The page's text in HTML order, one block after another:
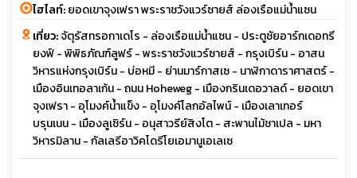
ไฮไลท์:ยอดเขาจุงเฟรา พระราชวังแวร์ซายส์ ล่องเรือแม่น้ำแซน
เที่ยว:จัตุรัสทรอกาเดโร - ล่องเรือแม่น้ำแซน - ประตูชัยอาร์กเดอทรี
ยงฟ์ - พิพิธภัณฑ์ลูฟร์ - พระราชวังแวร์ซายส์ - กรุงเบิร์น - อาสน
วิหารแห่งกรุงเบิร์น - บ่อหมี - ย่านมาร์กาสเซ - นาฬิกาดาราศาสตร์ -
เมืองอินเทอลาเก้น - ถนน Hoheweg - เมืองกรินเดอวาลด์ - ยอดเขา
จุงเฟรา - อุโมงค์น้ำแข็ง - อุโมงค์โลกอัลไพน์ - เมืองเลาเทอร์
บรุนเนน - เมืองลูเซิร์น - อนุสาวรีย์สิงโต - สะพานไม้ชาเปล - มหา
วิหารมิลาน - กัลเลรีอาวิคโดรีโยเอมานูเอเลเซ